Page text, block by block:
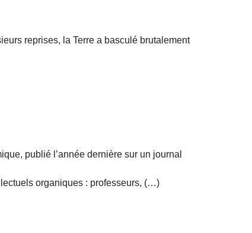
reprises, la Terre a basculé brutalement
publié l’année dernière sur un journal
organiques : professeurs, (…)